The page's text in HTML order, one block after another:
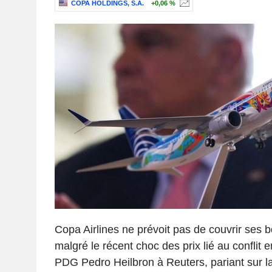
COPA HOLDINGS, S.A. +0,06 %
Copa Airlines ne prévoit pas de couvrir ses
malgré le récent choc des prix lié au conflit
PDG Pedro Heilbron à Reuters, pariant sur